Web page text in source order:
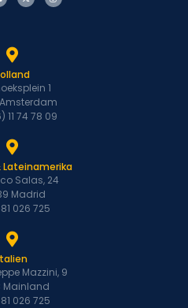
1
Amsterdam
11 74 78 09
Lateinamerika
Salas, 24
Madrid
026 725
Mazzini, 9
Mainland
026 725